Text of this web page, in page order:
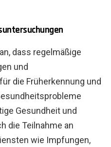
dass regelmäßige
und
die Früherkennung und
Gesundheit und
die Teilnahme an
wie Impfungen,